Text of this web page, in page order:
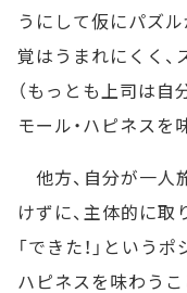
うにして仮にパズル
覚はうまれにくく、
（もっとも上司は
モール・ハピネスを
他方、自分が一人
けずに、主体的に取
「できた！」という
ハピネスを味わうこ